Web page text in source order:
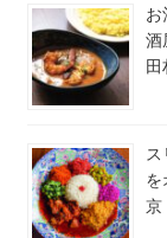
お
酒